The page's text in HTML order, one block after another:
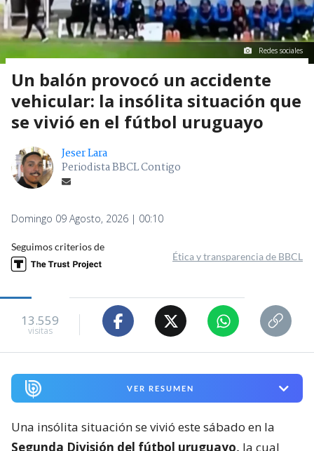
Redes sociales
Un balón provocó un accidente
vehicular: la insólita situación que
se vivió en el fútbol uruguayo
Jeser Lara
Periodista BBCL Contigo
Domingo 09 Agosto, 2026 | 00:10
Seguimos criterios de
Ética y transparencia de BBCL
13.559
visitas
VER RESUMEN
Una insólita situación se vivió este sábado en la
Segunda División del fútbol uruguayo, la cual